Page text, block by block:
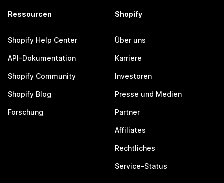
Ressourcen
Shopify Help Center
API-Dokumentation
Shopify Community
Shopify Blog
Forschung
Shopify
Über uns
Karriere
Investoren
Presse und Medien
Partner
Affiliates
Rechtliches
Service-Status